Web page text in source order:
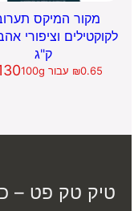
מקור המיקס
ק"ג
₪0.65 עבור 100g
טיק טק פט –